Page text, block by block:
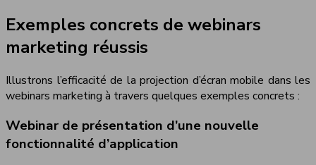
Exemples concrets de webinars
marketing réussis
Illustrons l’efficacité de la projection d’écran mobile dans les
webinars marketing à travers quelques exemples concrets :
Webinar de présentation d’une nouvelle
fonctionnalité d’application